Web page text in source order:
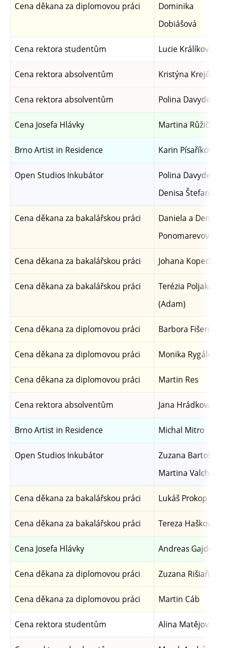
Cena děkana za diplomovou práci
Dominika
Dobiášová
Cena rektora studentům Lucie Králíková
Cena rektora absolventům Kristýna Krejčová
Cena rektora absolventům Polina Davydenko
Cena Josefa Hlávky Martina Růžičková
Brno Artist in Residence Karin Písaříková
Open Studios Inkubátor
Polina Davydenko,
Denisa
Cena děkana za bakalářskou práci
Daniela a Denisa
Ponomarevovy
Cena děkana za bakalářskou práci Johana Kopecká
Cena děkana za bakalářskou práci
Terézia Poljaková
(Adam)
Cena děkana za diplomovou práci Barbora Fišerová
Cena děkana za diplomovou práci Monika Rygálová
Cena děkana za diplomovou práci Martin Res
Cena rektora absolventům Jana Hrádková
Brno Artist in Residence Michal Mitro
Open Studios Inkubátor
Zuzana Bartošová,
Martina
Cena děkana za bakalářskou práci Lukáš Prokop
Cena děkana za bakalářskou práci Tereza Hašková
Cena Josefa Hlávky Andreas Gajdošík
Cena děkana za diplomovou práci Zuzana Rišiaňová
Cena děkana za diplomovou práci Martin Cáb
Cena rektora studentům Alina Matějová